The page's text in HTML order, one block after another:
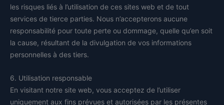
les risques liés à l’utilisation de ces sites web et de tout
services de tierce parties. Nous n’accepterons aucune
responsabilité pour toute perte ou dommage, quelle qu’en soit
la cause, résultant de la divulgation de vos informations
personnelles à des tiers.
6. Utilisation responsable
En visitant notre site web, vous acceptez de l’utiliser
uniquement aux fins prévues et autorisées par les présentes